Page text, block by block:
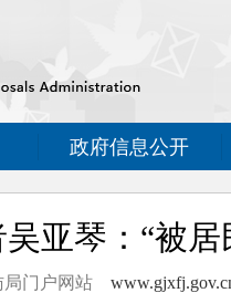
政府信息公开
亚琴：“被
局门户网站